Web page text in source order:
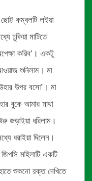
কম্বলটি লইয়া
ঢুকিয়া মাটিতে
করিব’। একটু
শুনিলাম। মা
উপর বসো’। মা
বুকে আমার মাথা
জড়াইয়া ধরিলাম।
ধরাইয়া দিলেন।
মহিলাটি একটি
শুকনো রক্ত দেখিতে